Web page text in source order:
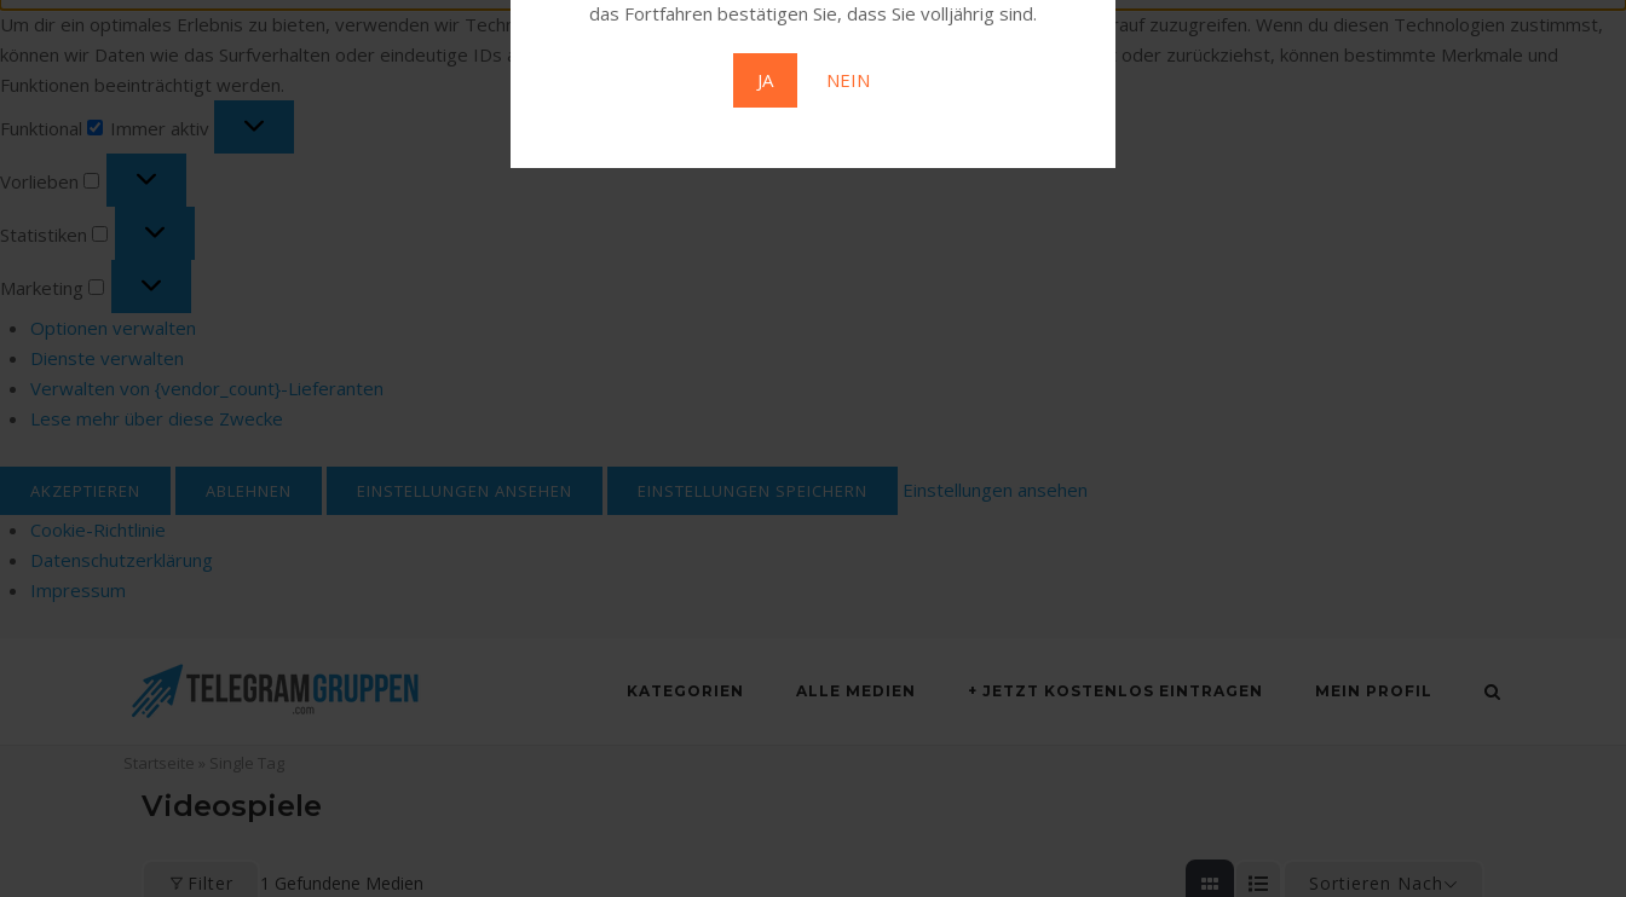
Um dir ein optimales Erlebnis zu bieten, verwenden wir Technologien wie Cookies, um Geräteinformationen zu speichern und/oder darauf zuzugreifen. Wenn du diesen Technologien zustimmst,
können wir Daten wie das Surfverhalten oder eindeutige IDs auf dieser Website verarbeiten. Wenn du deine Zustimmung nicht erteilst oder zurückziehst, können bestimmte Merkmale und
Funktionen beeinträchtigt werden.
Funktional
Immer aktiv
Vorlieben
Statistiken
Marketing
Optionen verwalten
Dienste verwalten
Verwalten von {vendor_count}-Lieferanten
Lese mehr über diese Zwecke
AKZEPTIEREN ABLEHNEN EINSTELLUNGEN ANSEHEN EINSTELLUNGEN SPEICHERN
Einstellungen ansehen
Cookie-Richtlinie
Datenschutzerklärung
Impressum
das Fortfahren bestätigen Sie, dass Sie volljährig sind.
JA NEIN
KATEGORIEN ALLE MEDIEN + JETZT KOSTENLOS EINTRAGEN MEIN PROFIL
Startseite Single Tag
Videospiele
Filter 1 Gefundene Medien Sortieren Nach